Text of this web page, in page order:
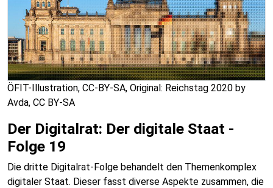
ÖFIT-Illustration, CC-BY-SA, Original: Reichstag 2020 by
Avda, CC BY-SA
Der Digitalrat: Der digitale Staat -
Folge 19
Die dritte Digitalrat-Folge behandelt den Themenkomplex
digitaler Staat. Dieser fasst diverse Aspekte zusammen, die